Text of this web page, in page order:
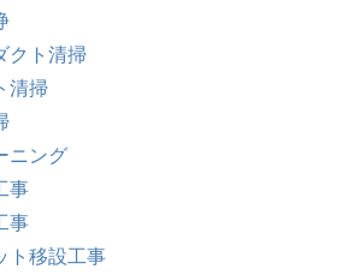
クト清掃
清掃
ニング
事
事
ト移設工事